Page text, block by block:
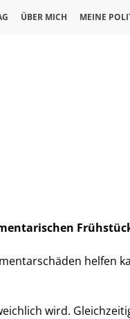
ÜBER MICH MEINE
helfen
wird.